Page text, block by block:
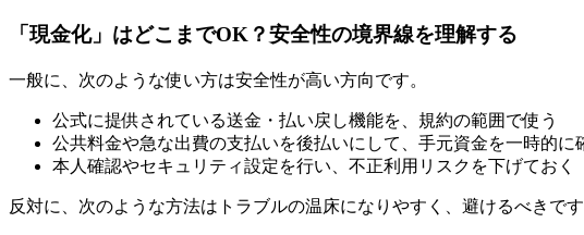
「現金化」はどこまでOK？安全性の境界線を理解する
一般に、次のような使い方は安全性が高い方向です。
公式に提供されている送金・払い戻し機能を、規約の範囲で使う
公共料金や急な出費の支払いを後払いにして、手元資金を一時的に
本人確認やセキュリティ設定を行い、不正利用リスクを下げておく
反対に、次のような方法はトラブルの温床になりやすく、避けるべきです